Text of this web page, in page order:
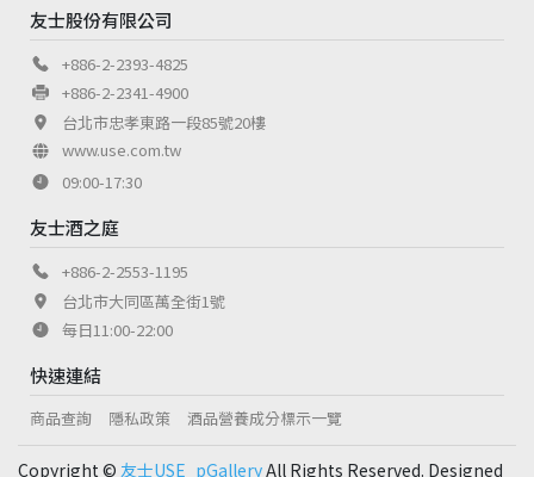
友士股份有限公司
+886-2-2393-4825
+886-2-2341-4900
台北市忠孝東路一段85號20樓
www.use.com.tw
09:00-17:30
友士酒之庭
+886-2-2553-1195
台北市大同區萬全街1號
每日11:00-22:00
快速連結
商品查詢 隱私政策 酒品營養成分標示一覽
Copyright © 友士USE_pGalleryAll Rights Reserved. Designed